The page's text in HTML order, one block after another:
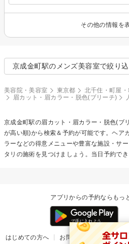
その他の情報を
京成金町駅のメンズ美容室で絞り
美容院・美容室 東京都 北千住・町屋
眉カット・眉カラー・脱色(ブリーチ)
京成金町駅の眉カット・眉カラー・脱色(ブ
が高い順)から検索＆予約が可能です。ヘア
ラーなどの得意メニューや豊富な施設・サ
タリの施術を見つけましょう。当日予約でき
アプリからの予約ならもっ
はじめての方へ お問い合わせ ヘルプ